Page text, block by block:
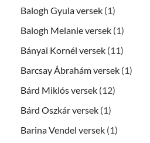
Balogh Gyula versek (1)
Balogh Melanie versek (1)
Bányai Kornél versek (11)
Barcsay Ábrahám versek (1)
Bárd Miklós versek (12)
Bárd Oszkár versek (1)
Barina Vendel versek (1)